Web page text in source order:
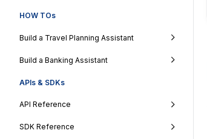
HOW TOs
Build a Travel Planning Assistant
Build a Banking Assistant
APIs & SDKs
API Reference
SDK Reference